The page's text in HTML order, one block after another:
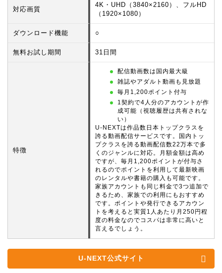
対応画質
4K・UHD（3840×2160）、フルHD
（1920×1080）
ダウンロード機能 ○
無料お試し期間 31日間
特徴
配信動画数は国内最大級
雑誌やアダルト動画も見放題
毎月1,200ポイント付与
1契約で4人分のアカウントが作
成可能（視聴履歴は共有されな
い）
U-NEXTは作品数日本トップクラスを
誇る動画配信サービスです。国内トッ
プクラスを誇る動画配信数22万本で多
くのジャンルに対応。月額金額は高め
ですが、毎月1,200ポイントが付与さ
れるのでポイントを利用して最新映画
のレンタルや書籍の購入も可能です。
家族アカウントも同じ料金で3つ追加で
きるため、家族での利用にもおすすめ
です。ポイントや発行できるアカウン
トを考えると実質1人あたり月250円程
度の料金なのでコスパは非常に高いと
言えるでしょう。
U-NEXT公式サイト